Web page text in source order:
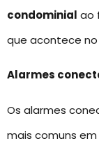
condominial ao
que acontece
Alarmes
Os alarmes
mais comuns